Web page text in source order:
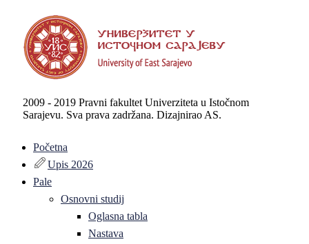
2009 - 2019 Pravni fakultet Univerziteta u Istočnom
Sarajevu. Sva prava zadržana. Dizajnirao AS.
Početna
Upis 2026
Pale
Osnovni studij
Oglasna tabla
Nastava